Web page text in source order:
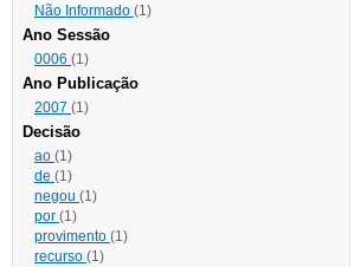
Não Informado (1)
Ano Sessão
0006 (1)
Ano Publicação
2007 (1)
Decisão
ao (1)
de (1)
negou (1)
por (1)
provimento (1)
recurso (1)